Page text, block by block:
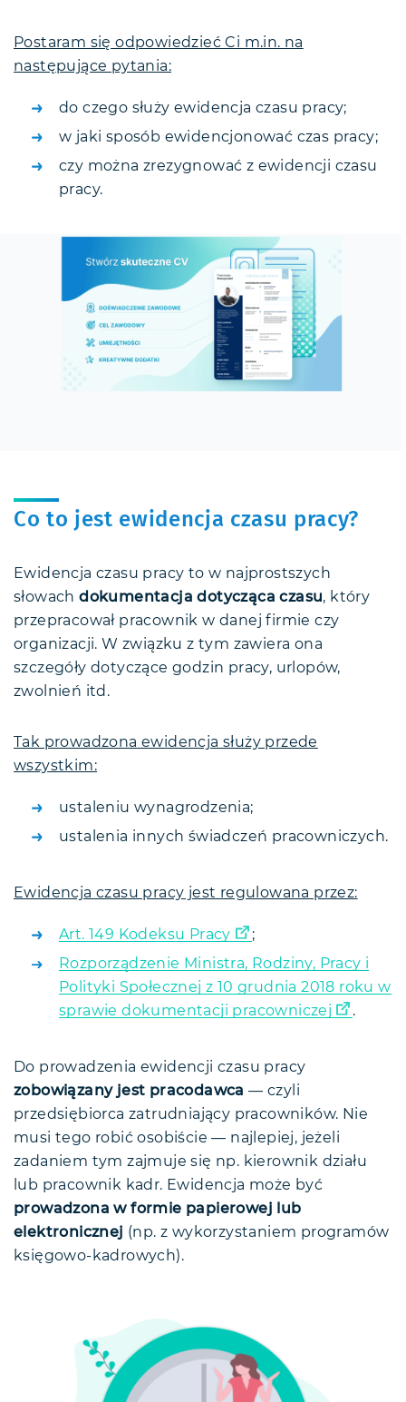
Postaram się odpowiedzieć Ci m.in. na
następujące pytania:
do czego służy ewidencja czasu pracy;
w jaki sposób ewidencjonować czas pracy;
czy można zrezygnować z ewidencji czasu
pracy.
Co to jest ewidencja czasu pracy?
Ewidencja czasu pracy to w najprostszych
słowachdokumentacja dotycząca czasu, który
przepracował pracownik w danej firmie czy
organizacji. W związku z tym zawiera ona
szczegóły dotyczące godzin pracy, urlopów,
zwolnień itd.
Tak prowadzona ewidencja służy przede
wszystkim:
ustaleniu wynagrodzenia;
ustalenia innych świadczeń pracowniczych.
Ewidencja czasu pracy jest regulowana przez:
Art. 149 Kodeksu Pracy
;
Rozporządzenie Ministra, Rodziny, Pracy i
Polityki Społecznej z 10 grudnia 2018 roku w
sprawie dokumentacji pracowniczej
.
Do prowadzenia ewidencji czasu pracy
zobowiązany jest pracodawca — czyli
przedsiębiorca zatrudniający pracowników. Nie
musi tego robić osobiście — najlepiej, jeżeli
zadaniem tym zajmuje się np. kierownik działu
lub pracownik kadr. Ewidencja może być
prowadzona w formie papierowej lub
elektronicznej (np. z wykorzystaniem programów
księgowo-kadrowych).